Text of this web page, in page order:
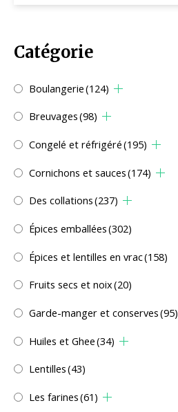
Catégorie
Boulangerie(124)
Breuvages(98)
Congelé et réfrigéré(195)
Cornichons et sauces(174)
Des collations(237)
Épices emballées(302)
Épices et lentilles en vrac(158)
Fruits secs et noix(20)
Garde-manger et conserves(95)
Huiles et Ghee(34)
Lentilles(43)
Les farines(61)